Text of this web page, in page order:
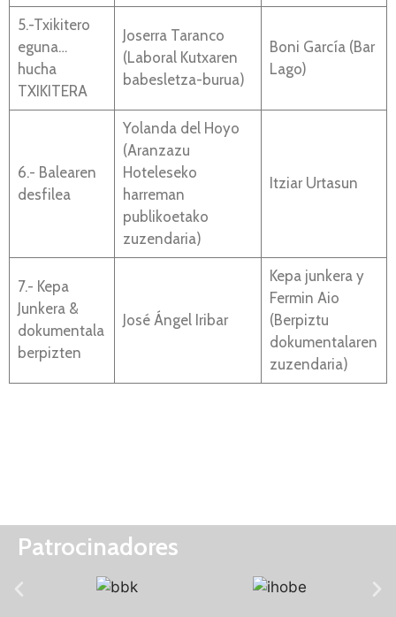
5.-Txikitero
eguna…
hucha
TXIKITERA
Joserra Taranco
(Laboral Kutxaren
babesletza-burua)
Boni García (Bar
Lago)
6.- Balearen
desfilea
Yolanda del Hoyo
(Aranzazu
Hoteleseko
harreman
publikoetako
zuzendaria)
Itziar Urtasun
7.- Kepa
Junkera &
dokumentala
berpizten
José Ángel Iribar
Kepa junkera y
Fermin Aio
(Berpiztu
dokumentalaren
zuzendaria)
Patrocinadores